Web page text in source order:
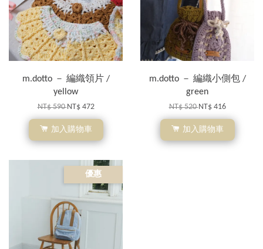
m.dotto － 編織領片 /
yellow
NT$ 590NT$ 472
加入購物車
m.dotto － 編織小側包 /
green
NT$ 520NT$ 416
加入購物車
優惠